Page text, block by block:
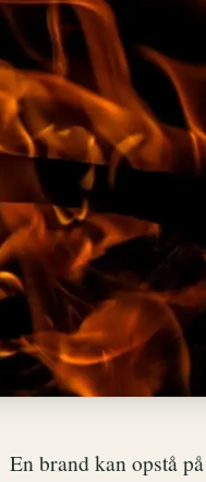
En brand kan opstå